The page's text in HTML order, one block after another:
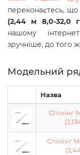
переконаєтесь, що
(2,44 м 8,0-32,0
нашому
зручніше, до того
Модельний
Назва
Спінінг
Спінінг